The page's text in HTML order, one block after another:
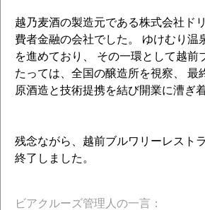
越乃麦酒の製造元である株式会社ド
費者金融の会社でした。 ゆけむり温
を進めており、 その一環として越
たっては、全国の醸造所を視察、
原酒造と技術提携を結び開業に漕ぎ
残念ながら、越前ブルワリーレスト
終了しました。
ビアクルーズ管理人の一言：